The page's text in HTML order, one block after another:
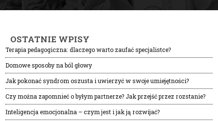
OSTATNIE WPISY
Terapia pedagogiczna: dlaczego warto zaufać specjalistce?
Domowe sposoby na ból głowy
Jak pokonać syndrom oszusta i uwierzyć w swoje umiejętności?
Czy można zapomnieć o byłym partnerze? Jak przejść przez rozstanie?
Inteligencja emocjonalna – czym jest i jak ją rozwijać?